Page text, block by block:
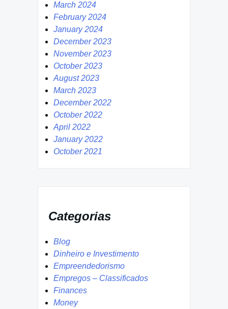
March 2024
February 2024
January 2024
December 2023
November 2023
October 2023
August 2023
March 2023
December 2022
October 2022
April 2022
January 2022
October 2021
Categorias
Blog
Dinheiro e Investimento
Empreendedorismo
Empregos – Classificados
Finances
Money